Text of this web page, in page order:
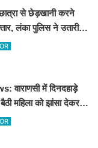
से छेड़खानी करने
लंका पुलिस ने उतारी
वाराणसी में दिनदहाड़े
महिला को झांसा देकर 5
उड़ाया